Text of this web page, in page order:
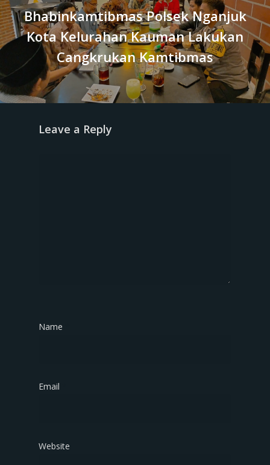
Bhabinkamtibmas Polsek Nganjuk
Kota Kelurahan Kauman Lakukan
Cangkrukan Kamtibmas
Leave a Reply
Name
Email
Website